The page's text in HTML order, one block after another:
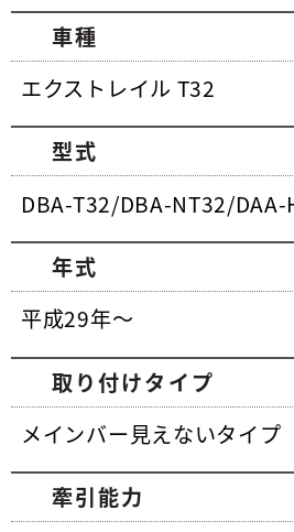
車種
エクストレイル T32
型式
DBA-T32/DBA-NT32/DAA-
年式
平成29年～
取り付けタイプ
メインバー見えないタイプ
牽引能力